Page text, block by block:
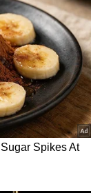
మీ దగ్గర
9.8